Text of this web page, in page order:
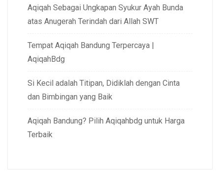
Aqiqah Sebagai Ungkapan Syukur Ayah Bunda
atas Anugerah Terindah dari Allah SWT
Tempat Aqiqah Bandung Terpercaya |
AqiqahBdg
Si Kecil adalah Titipan, Didiklah dengan Cinta
dan Bimbingan yang Baik
Aqiqah Bandung? Pilih Aqiqahbdg untuk Harga
Terbaik